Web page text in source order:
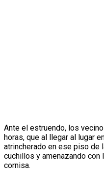
Ante el estruendo, los
horas, que al llegar al lugar
atrincherado en ese piso de
cuchillos y amenazando con
cornisa.